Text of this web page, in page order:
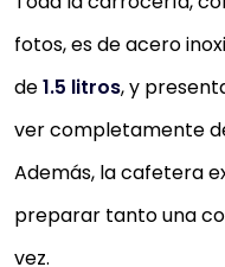
fotos, es de acero
de1.5 litros, y
ver completamente
Además, la cafetera
preparar tanto una
vez.